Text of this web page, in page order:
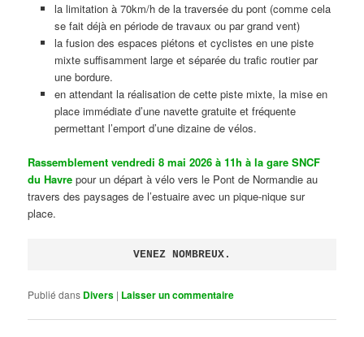
la limitation à 70km/h de la traversée du pont (comme cela
se fait déjà en période de travaux ou par grand vent)
la fusion des espaces piétons et cyclistes en une piste
mixte suffisamment large et séparée du trafic routier par
une bordure.
en attendant la réalisation de cette piste mixte, la mise en
place immédiate d’une navette gratuite et fréquente
permettant l’emport d’une dizaine de vélos.
Rassemblement vendredi 8 mai 2026 à 11h à la gare SNCF
du Havre pour un départ à vélo vers le Pont de Normandie au
travers des paysages de l’estuaire avec un pique-nique sur
place.
VENEZ NOMBREUX.
Publié dans Divers | Laisser un commentaire